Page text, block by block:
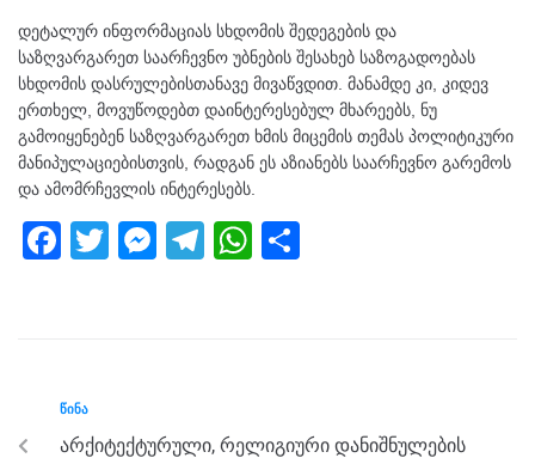
დეტალურ ინფორმაციას სხდომის შედეგების და
საზღვარგარეთ საარჩევნო უბნების შესახებ საზოგადოებას
სხდომის დასრულებისთანავე მივაწვდით. მანამდე კი, კიდევ
ერთხელ, მოვუწოდებთ დაინტერესებულ მხარეებს, ნუ
გამოიყენებენ საზღვარგარეთ ხმის მიცემის თემას პოლიტიკური
მანიპულაციებისთვის, რადგან ეს აზიანებს საარჩევნო გარემოს
და ამომრჩევლის ინტერესებს.
F
b
o
T
M
g
T
m
W
p
ᲬᲘᲜᲐ
არქიტექტურული, რელიგიური დანიშნულების